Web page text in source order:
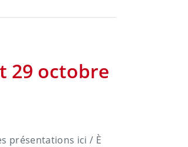
29 octobre
présentations ici / È